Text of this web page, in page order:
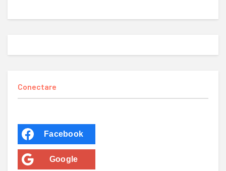
Conectare
Facebook
Google